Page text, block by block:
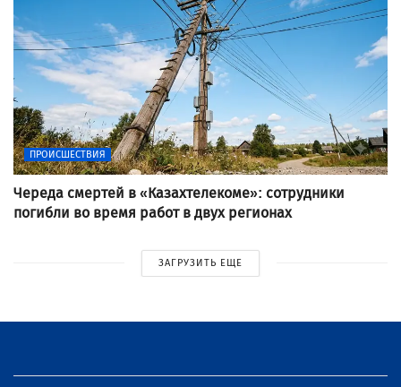
ПРОИСШЕСТВИЯ
Череда смертей в «Казахтелекоме»: сотрудники
погибли во время работ в двух регионах
ЗАГРУЗИТЬ ЕЩЕ